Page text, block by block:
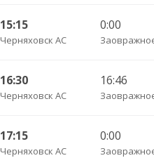
15:15
Черняховск АС
0:00
16:30
Черняховск АС
16:46
17:15
Черняховск АС
0:00